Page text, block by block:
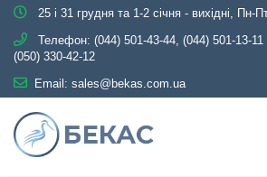
25 і 31 грудня та 1-2 січня - вихідні, Пн-
Телефон: (044) 501-43-44, (044) 501-13-11
(050) 330-42-12
Email: sales@bekas.com.ua